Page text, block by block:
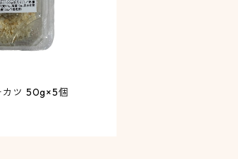
長崎ばってん鶏 メンチカツ 50g×5個